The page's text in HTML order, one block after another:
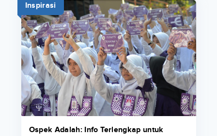
Inspirasi
Ospek Adalah: Info Terlengkap untuk